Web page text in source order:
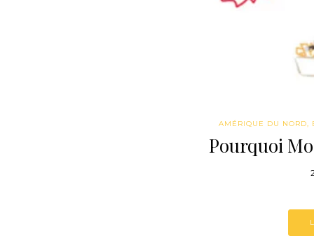
AMÉRIQUE DU NORD
Pourquoi